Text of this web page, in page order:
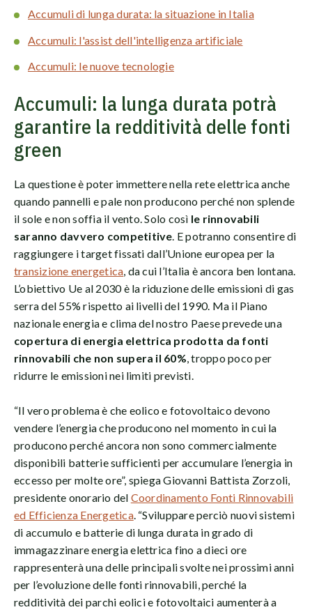
Accumuli di lunga durata: la situazione in Italia
Accumuli: l'assist dell'intelligenza artificiale
Accumuli: le nuove tecnologie
Accumuli: la lunga durata potrà
garantire la redditività delle fonti
green
La questione è poter immettere nella rete elettrica anche
quando pannelli e pale non producono perché non splende
il sole e non soffia il vento. Solo così le rinnovabili
saranno davvero competitive. E potranno consentire di
raggiungere i target fissati dall’Unione europea per la
transizione energetica, da cui l’Italia è ancora ben lontana.
L’obiettivo Ue al 2030 è la riduzione delle emissioni di gas
serra del 55% rispetto ai livelli del 1990. Ma il Piano
nazionale energia e clima del nostro Paese prevede una
copertura di energia elettrica prodotta da fonti
rinnovabili che non supera il 60%, troppo poco per
ridurre le emissioni nei limiti previsti.
“Il vero problema è che eolico e fotovoltaico devono
vendere l’energia che producono nel momento in cui la
producono perché ancora non sono commercialmente
disponibili batterie sufficienti per accumulare l’energia in
eccesso per molte ore”, spiega Giovanni Battista Zorzoli,
presidente onorario del Coordinamento Fonti Rinnovabili
ed Efficienza Energetica. “Sviluppare perciò nuovi sistemi
di accumulo e batterie di lunga durata in grado di
immagazzinare energia elettrica fino a dieci ore
rappresenterà una delle principali svolte nei prossimi anni
per l’evoluzione delle fonti rinnovabili, perché la
redditività dei parchi eolici e fotovoltaici aumenterà a